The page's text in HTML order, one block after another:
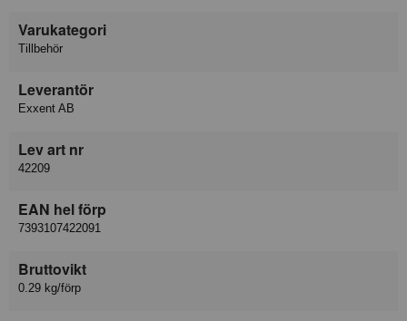
Varukategori
Tillbehör
Leverantör
Exxent AB
Lev art nr
42209
EAN hel förp
7393107422091
Bruttovikt
0.29 kg/förp